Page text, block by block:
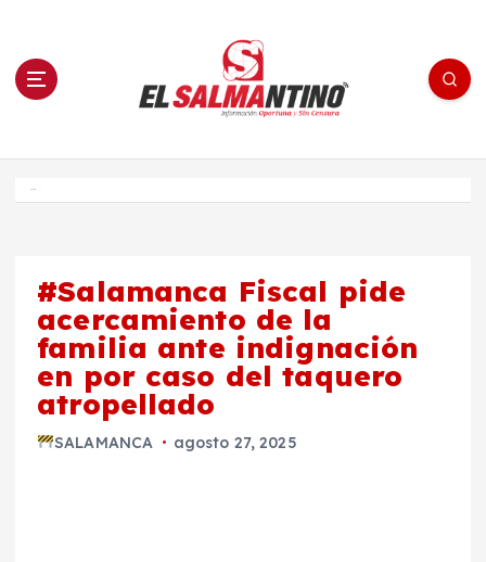
n El Salmantino - medios/noticias/editorial
#Salamanca Fiscal pide
acercamiento de la
familia ante indignación
en por caso del taquero
atropellado
SALAMANCA agosto 27, 2025